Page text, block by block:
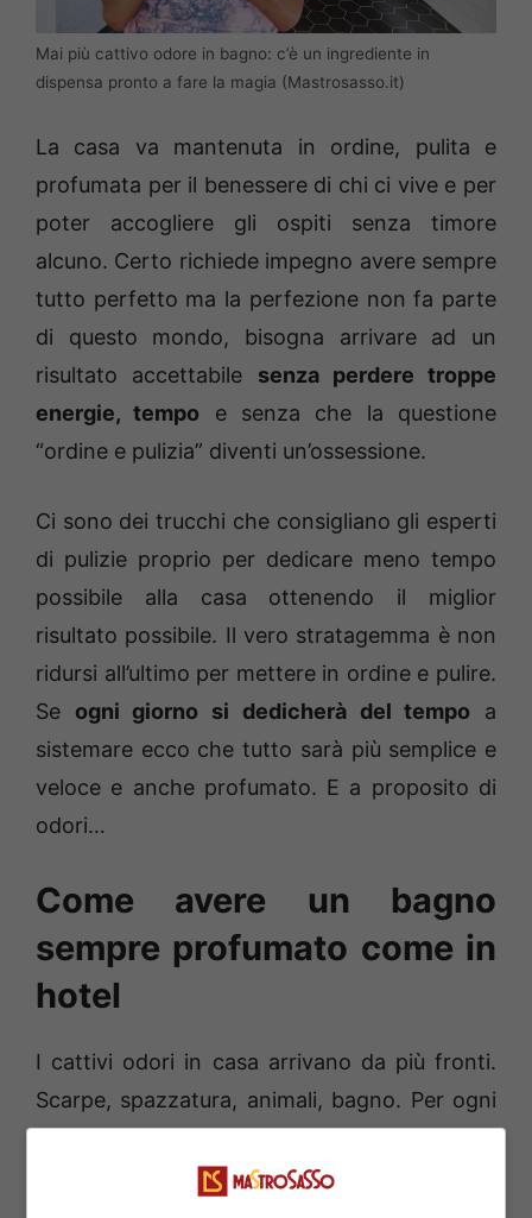
Mai più cattivo odore in bagno: c’è un ingrediente in
dispensa pronto a fare la magia (Mastrosasso.it)
La casa va mantenuta in ordine, pulita e
profumata per il benessere di chi ci vive e per
poter accogliere gli ospiti senza timore
alcuno. Certo richiede impegno avere sempre
tutto perfetto ma la perfezione non fa parte
di questo mondo, bisogna arrivare ad un
risultato accettabile senza perdere troppe
energie, tempo e senza che la questione
“ordine e pulizia” diventi un’ossessione.
Ci sono dei trucchi che consigliano gli esperti
di pulizie proprio per dedicare meno tempo
possibile alla casa ottenendo il miglior
risultato possibile. Il vero stratagemma è non
ridursi all’ultimo per mettere in ordine e pulire.
Se ogni giorno si dedicherà del tempo a
sistemare ecco che tutto sarà più semplice e
veloce e anche profumato. E a proposito di
odori…
Come avere un bagno
sempre profumato come in
hotel
I cattivi odori in casa arrivano da più fronti.
Scarpe, spazzatura, animali, bagno. Per ogni
scopriamo quello per avere sempre un bagno